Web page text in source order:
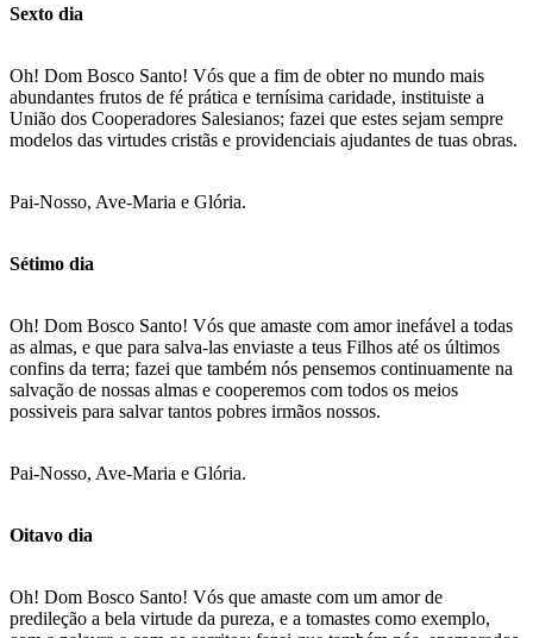
Sexto dia
Oh! Dom Bosco Santo! Vós que a fim de obter no mundo mais
abundantes frutos de fé prática e ternísima caridade, instituiste a
União dos Cooperadores Salesianos; fazei que estes sejam sempre
modelos das virtudes cristãs e providenciais ajudantes de tuas obras.
Pai-Nosso, Ave-Maria e Glória.
Sétimo dia
Oh! Dom Bosco Santo! Vós que amaste com amor inefável a todas
as almas, e que para salva-las enviaste a teus Filhos até os últimos
confins da terra; fazei que também nós pensemos continuamente na
salvação de nossas almas e cooperemos com todos os meios
possiveis para salvar tantos pobres irmãos nossos.
Pai-Nosso, Ave-Maria e Glória.
Oitavo dia
Oh! Dom Bosco Santo! Vós que amaste com um amor de
predileção a bela virtude da pureza, e a tomastes como exemplo,